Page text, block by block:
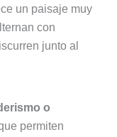
un paisaje muy
con
junto al
o
permiten